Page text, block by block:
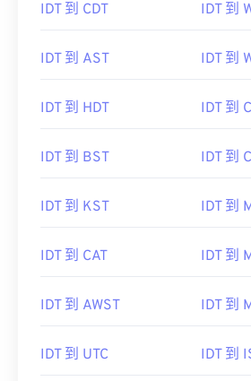
IDT 到 CDT IDT 到
IDT 到 AST IDT 到
IDT 到 HDT IDT 到
IDT 到 BST IDT 到
IDT 到 KST IDT 到
IDT 到 CAT IDT 到
IDT 到 AWST IDT 到
IDT 到 UTC IDT 到